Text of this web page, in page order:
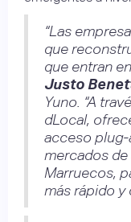
“Las
que
que entran
Justo
Yuno. “A
dLocal,
acceso
mercados
Marruecos,
más rápido y